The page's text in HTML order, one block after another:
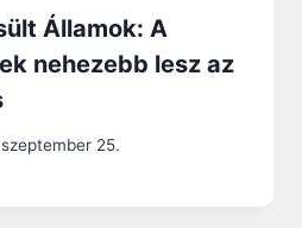
Államok: A
nehezebb lesz az
25.